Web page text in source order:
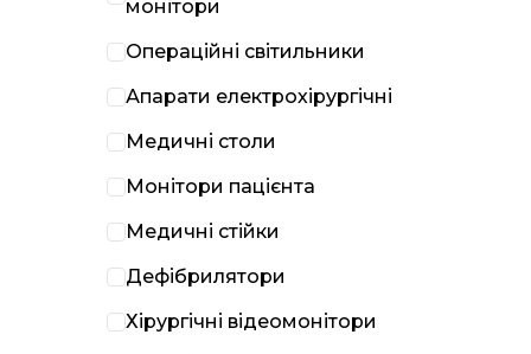
монітори
Операційні світильники
Апарати електрохірургічні
Медичні столи
Монітори пацієнта
Медичні стійки
Дефібрилятори
Хірургічні відеомонітори